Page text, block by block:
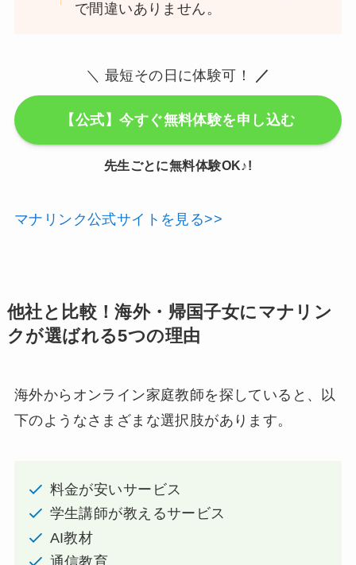
で間違いありません。
＼ 最短その日に体験可！ ／
【公式】今すぐ無料体験を申し込む
先生ごとに無料体験OK♪!
マナリンク公式サイトを見る>>
他社と比較！海外・帰国子女にマナリン
クが選ばれる5つの理由
海外からオンライン家庭教師を探していると、以
下のようなさまざまな選択肢があります。
料金が安いサービス
学生講師が教えるサービス
AI教材